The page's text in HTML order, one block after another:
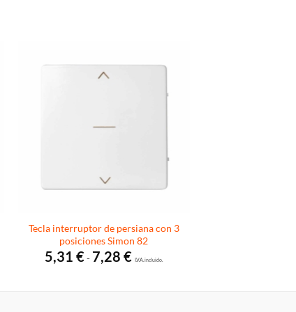
Tecla interruptor de persiana con 3
posiciones Simon 82
5,31€- 7,28€deI.V.A. incluido.